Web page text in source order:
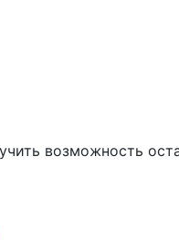
возможность